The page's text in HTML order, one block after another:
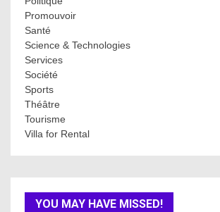
Promouvoir
Santé
Science & Technologies
Services
Société
Sports
Théâtre
Tourisme
Villa for Rental
YOU MAY HAVE MISSED!